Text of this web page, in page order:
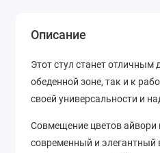
Описание
Этот стул станет отличным
обеденной зоне, так и к
своей универсальности и
Совмещение цветов айвори
современный и элегантный